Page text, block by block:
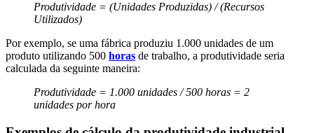
Produtividade = (Unidades Produzidas) / (Recursos
Utilizados)
Por exemplo, se uma fábrica produziu 1.000 unidades de um
produto utilizando 500 horas de trabalho, a produtividade seria
calculada da seguinte maneira:
Produtividade = 1.000 unidades / 500 horas = 2
unidades por hora